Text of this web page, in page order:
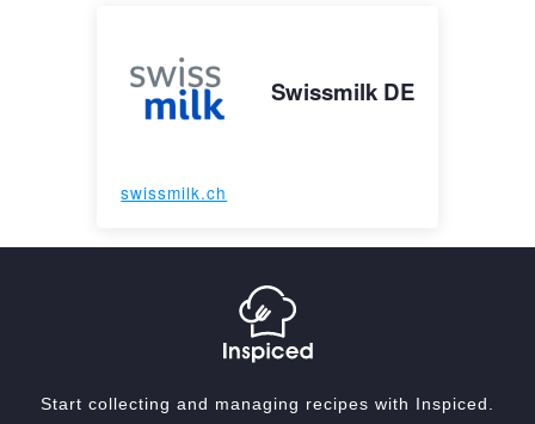
Swissmilk DE
swissmilk.ch
Start collecting and managing recipes with Inspiced.